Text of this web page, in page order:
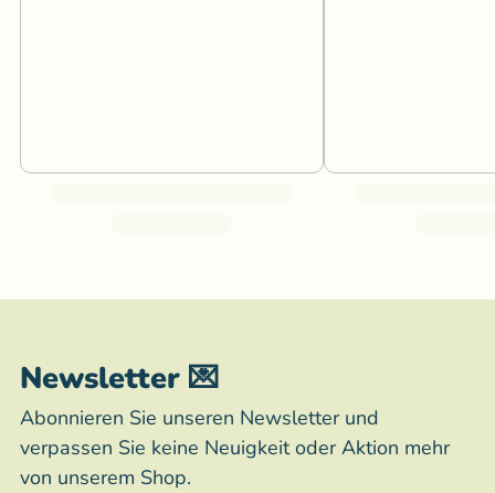
Newsletter 💌
Abonnieren Sie unseren Newsletter und
verpassen Sie keine Neuigkeit oder Aktion mehr
von unserem Shop.